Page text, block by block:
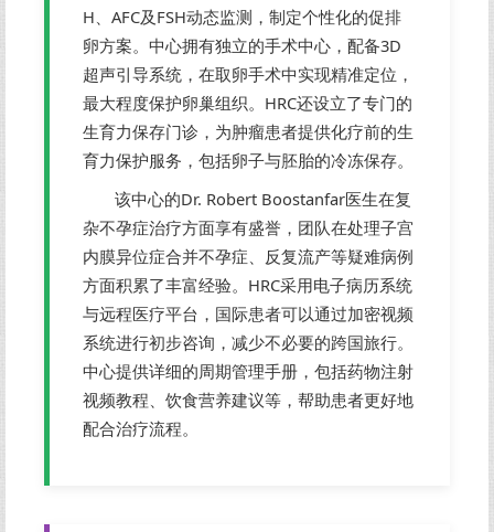
H、AFC及FSH动态监测，制定个性化的促排
卵方案。中心拥有独立的手术中心，配备3D
超声引导系统，在取卵手术中实现精准定位，
最大程度保护卵巢组织。HRC还设立了专门的
生育力保存门诊，为肿瘤患者提供化疗前的生
育力保护服务，包括卵子与胚胎的冷冻保存。
该中心的Dr. Robert Boostanfar医生在复
杂不孕症治疗方面享有盛誉，团队在处理子宫
内膜异位症合并不孕症、反复流产等疑难病例
方面积累了丰富经验。HRC采用电子病历系统
与远程医疗平台，国际患者可以通过加密视频
系统进行初步咨询，减少不必要的跨国旅行。
中心提供详细的周期管理手册，包括药物注射
视频教程、饮食营养建议等，帮助患者更好地
配合治疗流程。